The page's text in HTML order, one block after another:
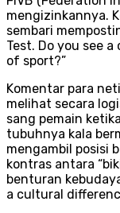
mengizinkannya.
sembari
Test. Do you see
of sport?”
Komentar para
melihat secara
sang pemain
tubuhnya kala
mengambil posisi
kontras antara
benturan
a cultural